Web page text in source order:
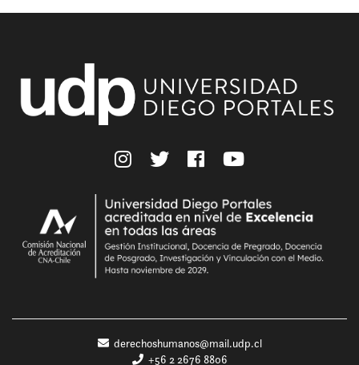
derechoshumanos@mail.udp.cl
+56 2 2676 8806